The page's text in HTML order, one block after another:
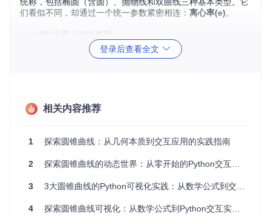
们看似不同，却通过一个统一参数紧密相连： 离心率(e)。
时为圆（特殊椭圆）
梁。在项目[Book3_Ch08_圆锥曲线__数学要素__从加减乘除
到机器学习.pdf]中，详细阐述了这些曲线的几何性质和标准方
x2a2+y2b2=1\frac{x^2}{a^2} + \frac{y^2}{b^2} = 1
后，蕴含着行星运动、光学反射等自然现象的数学本质。
登录后查看全文
相关内容推荐
1 探索圆锥曲线：从几何本质到交互应用的实践指南
2 探索圆锥曲线的动态世界：从零开始的Python交互可视化实战
3 3大圆锥曲线的Python可视化实践：从数学公式到交互应用
4 探索圆锥曲线可视化：从数学公式到Python交互实战指南